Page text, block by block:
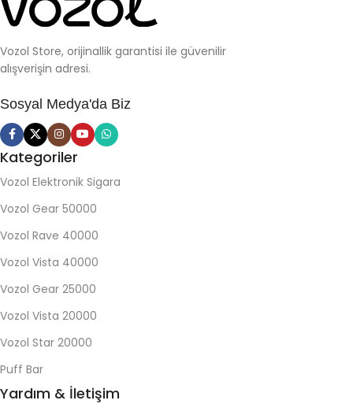
Vozol Store, orijinallik garantisi ile güvenilir
alışverişin adresi.
Sosyal Medya'da Biz
Kategoriler
Vozol Elektronik Sigara
Vozol Gear 50000
Vozol Rave 40000
Vozol Vista 40000
Vozol Gear 25000
Vozol Vista 20000
Vozol Star 20000
Puff Bar
Yardım & İletişim